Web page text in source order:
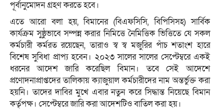
পূর্বানুমোদন গ্রহণ করতে হবে।
এতে আরো বলা হয়, বিমানের (বিএফসিসি, বিপিসিসহ) সার্বিক
কার্যক্রম সুষ্ঠুভাবে সম্পন্ন করার নিমিত্তে নৈমিত্তিক ভিত্তিতে যে সকল
কর্মচারী কর্মরত রয়েছেন, তারাও স্ব স্ব মজুরির পাঁচ শতাংশ হারে
বিশেষ সুবিধা প্রাপ্য হবেন। ২০২৩ সালের সালের সেপ্টেম্বরে একই
ধরনের আদেশ জারি করেছিল বিমান। তবে সেই আদেশে
প্রণোদনাপ্রাপ্তদের তালিকায় ক্যাজুয়াল কর্মচারীদের নাম অন্তর্ভুক্ত করা
হয়নি। তাদের দাবির মুখে এবার নতুন করে সিদ্ধান্ত নিয়েছে বিমান
কর্তৃপক্ষ। সেপ্টেম্বরে জারি করা আদেশটিও বাতিল করা হয়।